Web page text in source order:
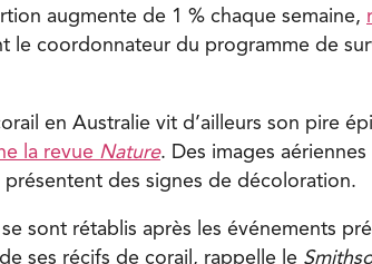
augmente de 1 % chaque semaine,
le coordonnateur du programme de
en Australie vit d’ailleurs son pire
la revue Nature. Des images
des signes de décoloration.
sont rétablis après les événements
ses récifs de corail, rappelle le